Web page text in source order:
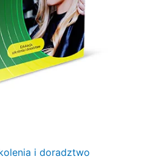
i doradztwo